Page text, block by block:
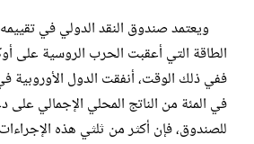
ويعتمد صندوق النقد الدولي في
في المئة من الناتج المحلي الإجمالي على
للصندوق، فإن أكثر من ثلثي هذه